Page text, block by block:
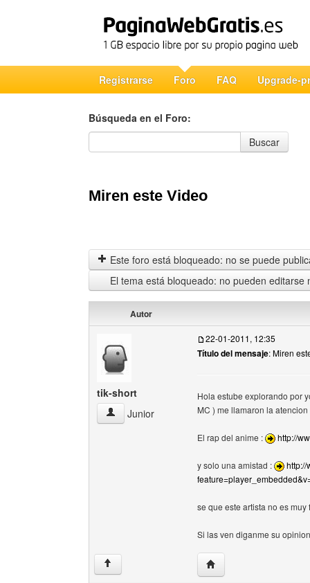
Registrarse Foro FAQ Upgrade-
Búsqueda en el Foro:
Búsqueda en el Foro
Buscar
Miren este Video
Este foro está bloqueado: no se puede
El tema está bloqueado: no pueden editarse
Autor
tik-short
tik-short Ver perfil del usuario
Junior
22-01-2011, 12:35
Título del mensaje: Miren
Hola estube explorando por
MC ) me llamaron la
El rap del anime : http://
y solo una amistad :
http://
se que este artista no es
Si las ven diganme su
↑ Visitar sitio web del